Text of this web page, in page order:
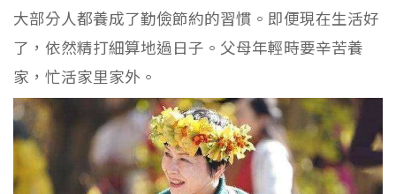
大部分人都養成了勤儉節約的習慣。即便現在生活好
了，依然精打細算地過日子。父母年輕時要辛苦養
家，忙活家里家外。